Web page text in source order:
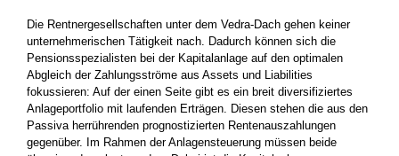
Die Rentnergesellschaften unter dem Vedra-Dach gehen keiner
unternehmerischen Tätigkeit nach. Dadurch können sich die
Pensionsspezialisten bei der Kapitalanlage auf den optimalen
Abgleich der Zahlungsströme aus Assets und Liabilities
fokussieren: Auf der einen Seite gibt es ein breit diversifiziertes
Anlageportfolio mit laufenden Erträgen. Diesen stehen die aus den
Passiva herrührenden prognostizierten Rentenauszahlungen
gegenüber. Im Rahmen der Anlagensteuerung müssen beide